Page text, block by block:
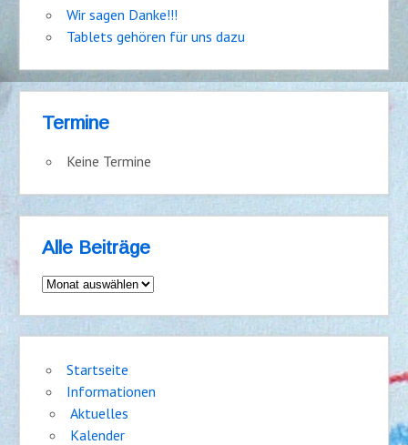
Wir sagen Danke!!!
Tablets gehören für uns dazu
Termine
Keine Termine
Alle Beiträge
Alle
Beiträge
Startseite
Informationen
Aktuelles
Kalender